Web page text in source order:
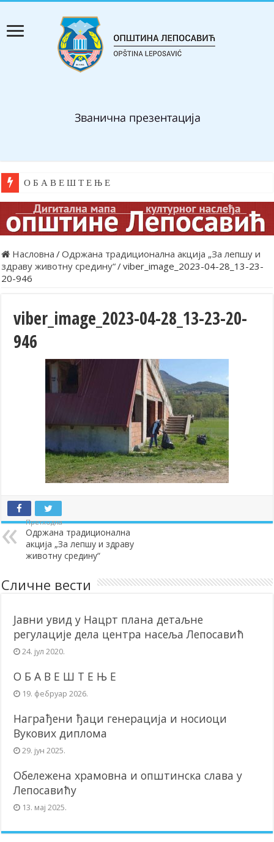
О Б А В Е Ш Т Е Њ Е
Насловна /Одржана традиционална акција „За лепшу и
здраву животну средину“/viber_image_2023-04-28_13-23-
20-946
viber_image_2023-04-28_13-23-20-
946
Претходна
Одржана традиционална
акција „За лепшу и здраву
животну средину“
Сличне вести
Јавни увид у Нацрт плана детаљне
регулације дела центра насеља Лепосавић
24. јул 2020.
О Б А В Е Ш Т Е Њ Е
19. фебруар 2026.
Награђени ђаци генерација и носиоци
Вукових диплома
29. јун 2025.
Обележена храмовна и општинска слава у
Лепосавићу
13. мај 2025.